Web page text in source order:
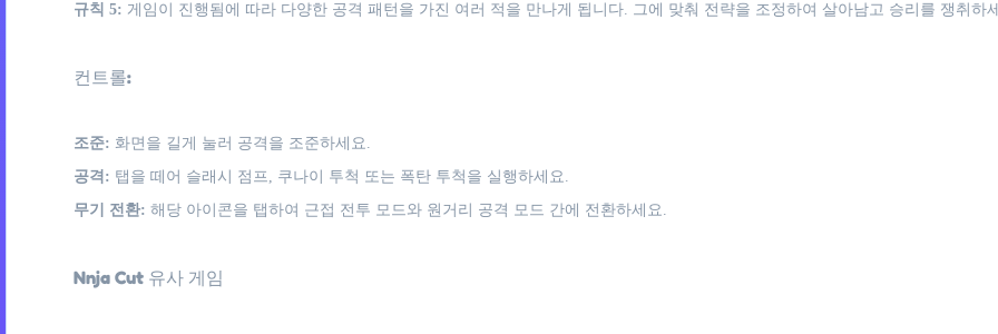
규칙 5: 게임이 진행됨에 따라 다양한 공격 패턴을 가진 여러 적을 만나게 됩니다. 그에 맞춰 전략을 조정하여 살아남고 승리를 쟁취하
컨트롤:
조준: 화면을 길게 눌러 공격을 조준하세요.
공격: 탭을 떼어 슬래시 점프, 쿠나이 투척 또는 폭탄 투척을 실행하세요.
무기 전환: 해당 아이콘을 탭하여 근접 전투 모드와 원거리 공격 모드 간에 전환하세요.
Nnja Cut 유사 게임